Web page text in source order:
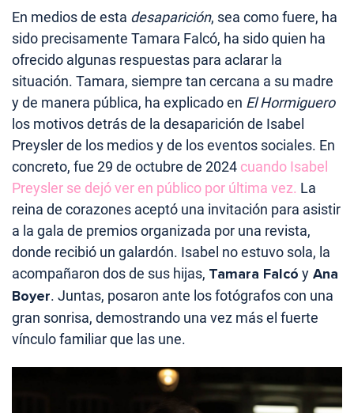
En medios de esta desaparición, sea como fuere, ha
sido precisamente Tamara Falcó, ha sido quien ha
ofrecido algunas respuestas para aclarar la
situación. Tamara, siempre tan cercana a su madre
y de manera pública, ha explicado en El Hormiguero
los motivos detrás de la desaparición de Isabel
Preysler de los medios y de los eventos sociales. En
concreto, fue 29 de octubre de 2024 cuando Isabel
Preysler se dejó ver en público por última vez. La
reina de corazones aceptó una invitación para asistir
a la gala de premios organizada por una revista,
donde recibió un galardón. Isabel no estuvo sola, la
acompañaron dos de sus hijas, Tamara Falcó y Ana
Boyer. Juntas, posaron ante los fotógrafos con una
gran sonrisa, demostrando una vez más el fuerte
vínculo familiar que las une.